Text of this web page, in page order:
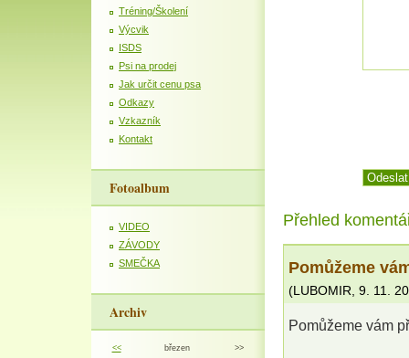
Tréning/Školení
Výcvik
ISDS
Psi na prodej
Jak určit cenu psa
Odkazy
Vzkazník
Kontakt
Fotoalbum
VIDEO
ZÁVODY
SMEČKA
Archiv
<< březen
>>
Přehled
Pomůžeme
(LUBOMIR 9. 11.
Pomůžeme vám